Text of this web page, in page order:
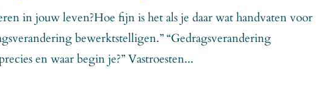
in jouw leven?Hoe fijn is het als je daar wat handvaten voor
bewerktstelligen.” “Gedragsverandering
en waar begin je?” Vastroesten...